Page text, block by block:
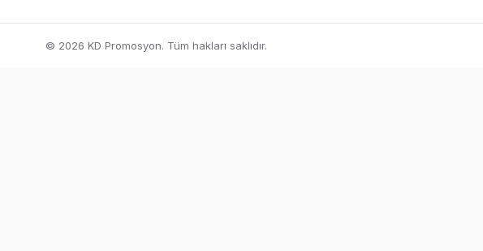
© 2026 KD Promosyon. Tüm hakları saklıdır.